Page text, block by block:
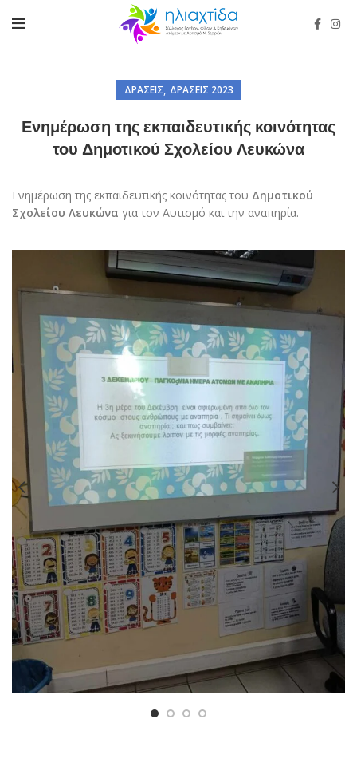
ΔΡΆΣΕΙΣ, ΔΡΆΣΕΙΣ 2023
Ενημέρωση της εκπαιδευτικής κοινότητας
του Δημοτικού Σχολείου Λευκώνα
Ενημέρωση της εκπαιδευτικής κοινότητας του Δημοτικού
Σχολείου Λευκώνα για τον Αυτισμό και την αναπηρία.